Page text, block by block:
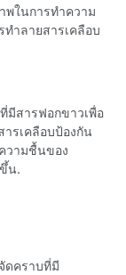
พในการทำความ
ทำลายสารเคลือบ
มีสารฟอกขาวเพื่อ
รเคลือบป้องกัน
วามชื้นของ
น.
ดคราบที่มี